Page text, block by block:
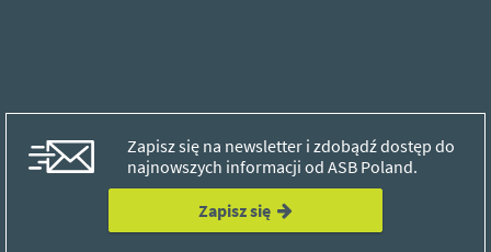
Zapisz się na newsletter i zdobądź dostęp do
najnowszych informacji od ASB Poland.
Zapisz się